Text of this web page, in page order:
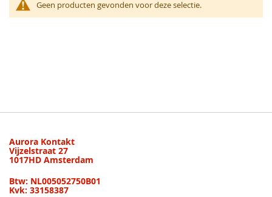
Geen producten gevonden voor deze selectie.
Aurora Kontakt
Vijzelstraat 27
1017HD Amsterdam
Btw: NL005052750B01
Kvk: 33158387